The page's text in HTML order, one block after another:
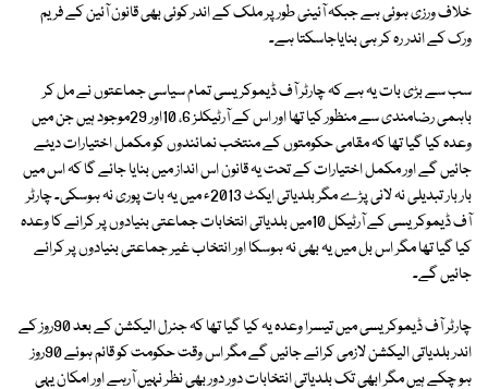
خلاف ورزی ہوئی ہے جبکہ آئینی طور پر ملک کے اندر کوئی بھی قانون آئین کے فریم
ورک کے اندر رہ کر ہی بنایاجاسکتا ہے۔
سب سے بڑی بات یہ ہے کہ چارٹر آف ڈیموکریسی تمام سیاسی جماعتوں نے مل کر
باہمی رضامندی سے منظور کیا تھا اور اس کے آرٹیکلز 6، 10اور 29موجود ہیں جن میں
وعدہ کیا گیا تھا کہ مقامی حکومتوں کے منتخب نمائندوں کو مکمل اختیارات دیئے
جائیں گے اور مکمل اختیارات کے تحت یہ قانون اس انداز میں بنایا جائے گا کہ اس میں
بار بار تبدیلی نہ لانی پڑے مگر بلدیاتی ایکٹ 2013ء میں یہ بات پوری نہ ہوسکی۔ چارٹر
آف ڈیموکریسی کے آرٹیکل 10میں بلدیاتی انتخابات جماعتی بنیادوں پر کرانے کا وعدہ
کیا گیا تھا مگر اس بل میں یہ بھی نہ ہوسکا اور انتخاب غیر جماعتی بنیادوں پر کرائے
جائیں گے۔
چارٹر آف ڈیموکریسی میں تیسرا وعدہ یہ کیا گیا تھا کہ جنرل الیکشن کے بعد 90روز کے
اندر بلدیاتی الیکشن لازمی کرائے جائیں گے مگر اس وقت حکومت کو قائم ہوئے 90روز
ہو چکے ہیں مگر ابھی تک بلدیاتی انتخابات دور دور بھی نظر نہیں آرہے اور امکان یہی